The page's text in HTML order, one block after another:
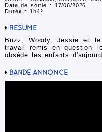
Date de sortie : 17/06/2026
Durée : 1h42
RÉSUMÉ
Buzz, Woody, Jessie et
travail remis en question
obsède les enfants
BANDE ANNONCE